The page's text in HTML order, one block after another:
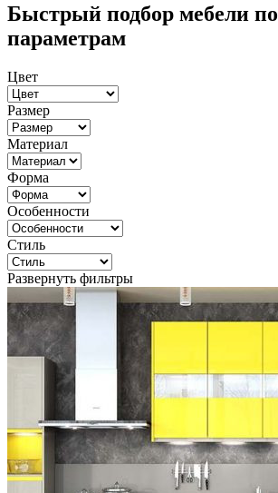
Быстрый подбор мебели по
параметрам
Цвет
Размер
Материал
Форма
Особенности
Стиль
Развернуть фильтры